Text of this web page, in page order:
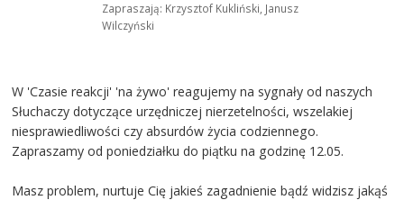
Zapraszają: Krzysztof Kukliński, Janusz
Wilczyński
W 'Czasie reakcji' 'na żywo' reagujemy na sygnały od naszych
Słuchaczy dotyczące urzędniczej nierzetelności, wszelakiej
niesprawiedliwości czy absurdów życia codziennego.
Zapraszamy od poniedziałku do piątku na godzinę 12.05.
Masz problem, nurtuje Cię jakieś zagadnienie bądź widzisz jakąś